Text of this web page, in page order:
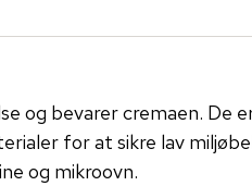
og bevarer cremaen. De
for at sikre lav
og mikroovn.